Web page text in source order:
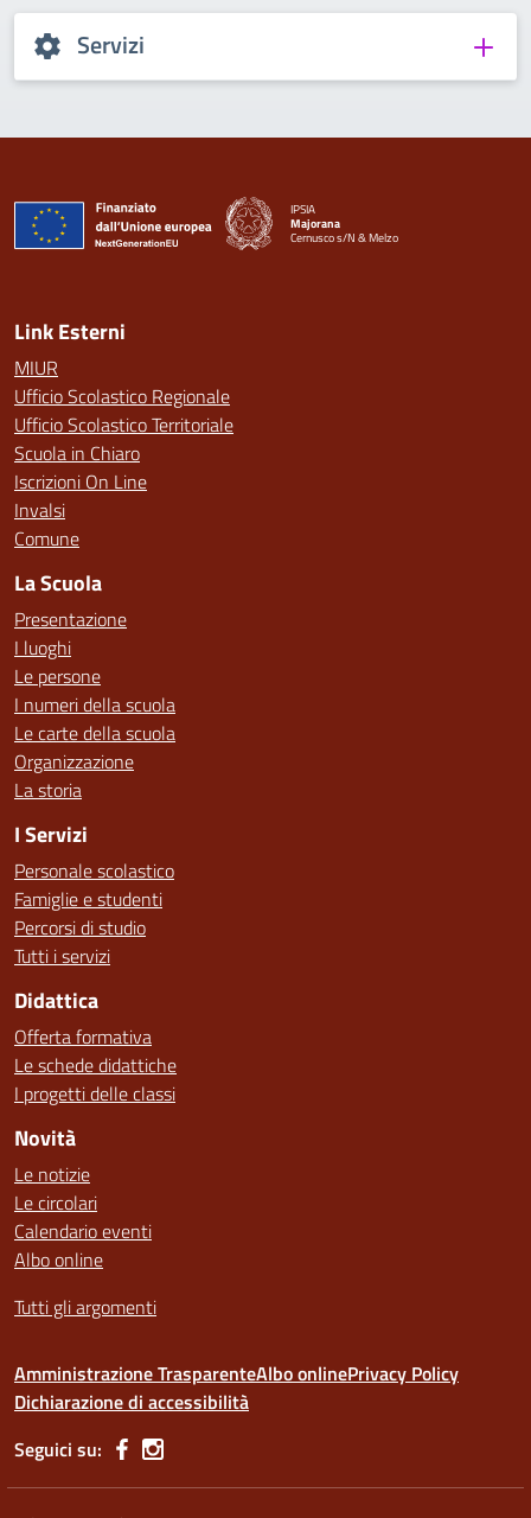
Servizi
IPSIA
Majorana
Cernusco s/N & Melzo
Link Esterni
MIUR
Ufficio Scolastico Regionale
Ufficio Scolastico Territoriale
Scuola in Chiaro
Iscrizioni On Line
Invalsi
Comune
La Scuola
Presentazione
I luoghi
Le persone
I numeri della scuola
Le carte della scuola
Organizzazione
La storia
I Servizi
Personale scolastico
Famiglie e studenti
Percorsi di studio
Tutti i servizi
Didattica
Offerta formativa
Le schede didattiche
I progetti delle classi
Novità
Le notizie
Le circolari
Calendario eventi
Albo online
Tutti gli argomenti
Amministrazione TrasparenteAlbo onlinePrivacy Policy
Dichiarazione di accessibilità
Seguici su: